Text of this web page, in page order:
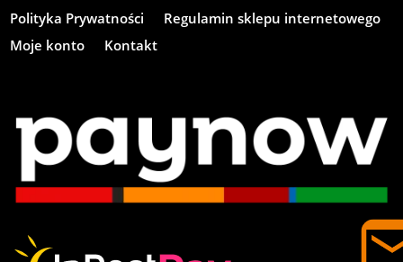
Polityka Prywatności
Regulamin sklepu internetowego
Moje konto
Kontakt